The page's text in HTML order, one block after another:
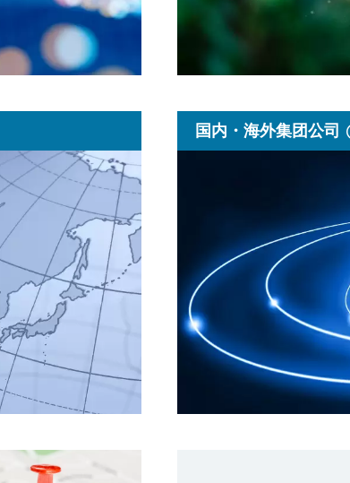
国内・海外集团公司